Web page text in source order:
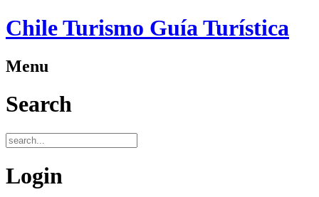
Chile Turismo Guía Turística
Menu
Search
Login